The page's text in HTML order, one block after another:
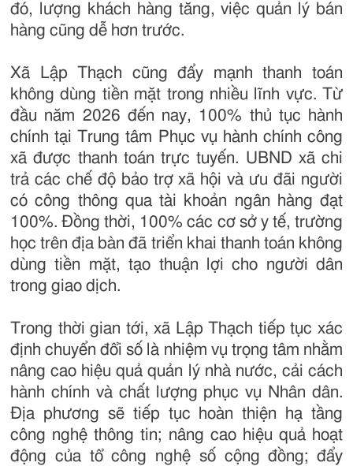
đó, lượng khách hàng tăng, việc quản lý bán
hàng cũng dễ hơn trước.
Xã Lập Thạch cũng đẩy mạnh thanh toán
không dùng tiền mặt trong nhiều lĩnh vực. Từ
đầu năm 2026 đến nay, 100% thủ tục hành
chính tại Trung tâm Phục vụ hành chính công
xã được thanh toán trực tuyến. UBND xã chi
trả các chế độ bảo trợ xã hội và ưu đãi người
có công thông qua tài khoản ngân hàng đạt
100%. Đồng thời, 100% các cơ sở y tế, trường
học trên địa bàn đã triển khai thanh toán không
dùng tiền mặt, tạo thuận lợi cho người dân
trong giao dịch.
Trong thời gian tới, xã Lập Thạch tiếp tục xác
định chuyển đổi số là nhiệm vụ trọng tâm nhằm
nâng cao hiệu quả quản lý nhà nước, cải cách
hành chính và chất lượng phục vụ Nhân dân.
Địa phương sẽ tiếp tục hoàn thiện hạ tầng
công nghệ thông tin; nâng cao hiệu quả hoạt
động của tổ công nghệ số cộng đồng; đẩy